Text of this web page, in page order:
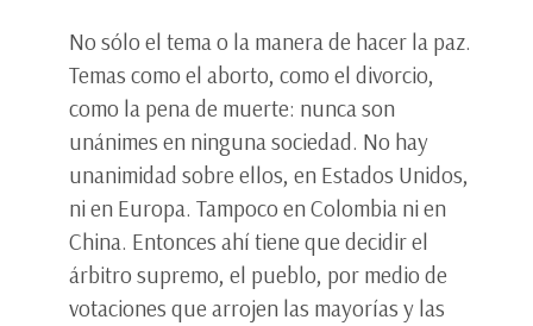
No sólo el tema o la manera de hacer la paz.
Temas como el aborto, como el divorcio,
como la pena de muerte: nunca son
unánimes en ninguna sociedad. No hay
unanimidad sobre ellos, en Estados Unidos,
ni en Europa. Tampoco en Colombia ni en
China. Entonces ahí tiene que decidir el
árbitro supremo, el pueblo, por medio de
votaciones que arrojen las mayorías y las